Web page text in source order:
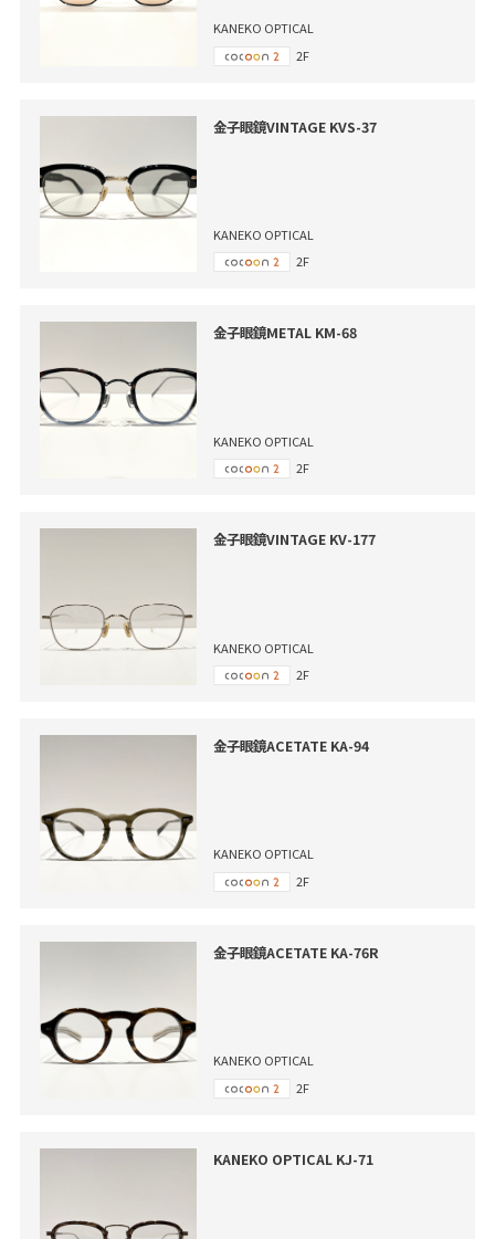
KANEKO OPTICAL
2F
金子眼鏡VINTAGE KVS-37
KANEKO OPTICAL
2F
金子眼鏡METAL KM-68
KANEKO OPTICAL
2F
金子眼鏡VINTAGE KV-177
KANEKO OPTICAL
2F
金子眼鏡ACETATE KA-94
KANEKO OPTICAL
2F
金子眼鏡ACETATE KA-76R
KANEKO OPTICAL
2F
KANEKO OPTICAL KJ-71